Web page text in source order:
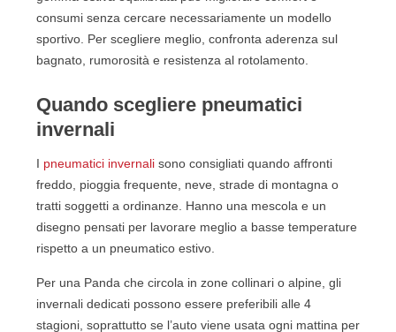
consumi senza cercare necessariamente un modello
sportivo. Per scegliere meglio, confronta aderenza sul
bagnato, rumorosità e resistenza al rotolamento.
Quando scegliere pneumatici
invernali
I pneumatici invernalisono consigliati quando affronti
freddo, pioggia frequente, neve, strade di montagna o
tratti soggetti a ordinanze. Hanno una mescola e un
disegno pensati per lavorare meglio a basse temperature
rispetto a un pneumatico estivo.
Per una Panda che circola in zone collinari o alpine, gli
invernali dedicati possono essere preferibili alle 4
stagioni, soprattutto se l’auto viene usata ogni mattina per